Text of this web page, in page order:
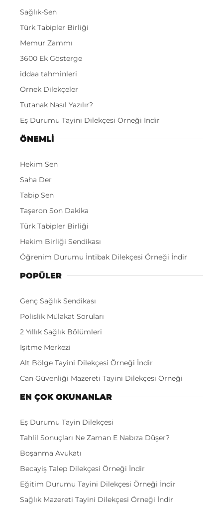
Sağlık-Sen
Türk Tabipler Birliği
Memur Zammı
3600 Ek Gösterge
iddaa tahminleri
Örnek Dilekçeler
Tutanak Nasıl Yazılır?
Eş Durumu Tayini Dilekçesi Örneği İndir
ÖNEMLI
Hekim Sen
Saha Der
Tabip Sen
Taşeron Son Dakika
Türk Tabipler Birliği
Hekim Birliği Sendikası
Öğrenim Durumu İntibak Dilekçesi Örneği İndir
POPÜLER
Genç Sağlık Sendikası
Polislik Mülakat Soruları
2 Yıllık Sağlık Bölümleri
İşitme Merkezi
Alt Bölge Tayini Dilekçesi Örneği İndir
Can Güvenliği Mazereti Tayini Dilekçesi Örneği
EN ÇOK OKUNANLAR
Eş Durumu Tayin Dilekçesi
Tahlil Sonuçları Ne Zaman E Nabıza Düşer?
Boşanma Avukatı
Becayiş Talep Dilekçesi Örneği İndir
Eğitim Durumu Tayini Dilekçesi Örneği İndir
Sağlık Mazereti Tayini Dilekçesi Örneği İndir